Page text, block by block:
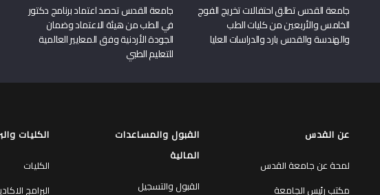
جامعة القدس تطلق احتفالات تخريج الفوج
الخامس والأربعين من كليات الطب
والهندسة والقدس بارد والدراسات العليا
جامعة القدس تحصد اعتماد برنامج دكتور
في الطب من هيئة الاعتماد وضمان
الجودة الأردنية وفق المعايير العالمية
للتعليم الطبي
عن القدس
لمحة عن جامعة القدس
مكتب رئيس الجامعة
القبول والمساعدات
المالية
القبول والتسجيل
الكليات
الكليات
البرامج